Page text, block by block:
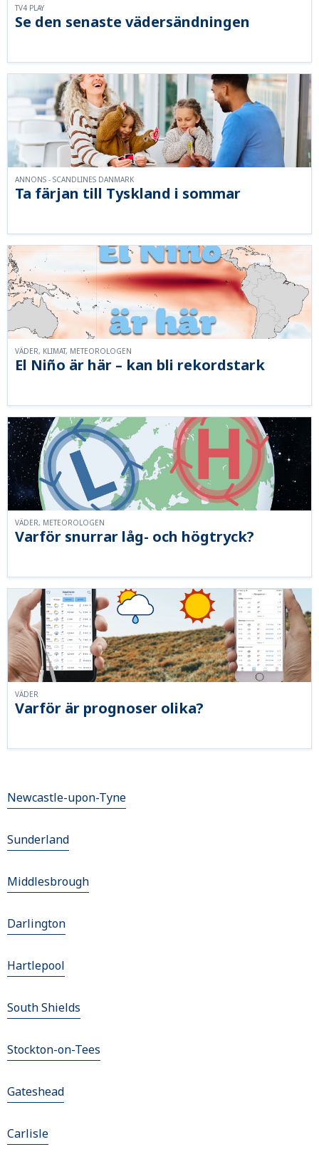
Se den senaste vädersändningen
TV4 PLAY
Ta färjan till Tyskland i sommar
ANNONS - SCANDLINES DANMARK
El Niño är här – kan bli rekordstark
VÄDER, KLIMAT, METEOROLOGEN
Varför snurrar låg- och högtryck?
VÄDER, METEOROLOGEN
Varför är prognoser olika?
VÄDER
Newcastle-upon-Tyne
Sunderland
Middlesbrough
Darlington
Hartlepool
South Shields
Stockton-on-Tees
Gateshead
Carlisle